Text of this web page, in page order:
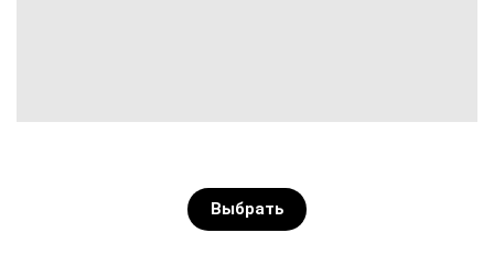
Выбрать